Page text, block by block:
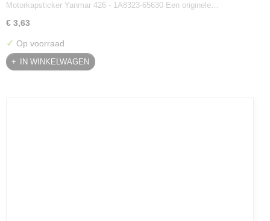
Motorkapsticker Yanmar 426 - 1A8323-65630 Een originele…
€ 3,63
✓ Op voorraad
IN WINKELWAGEN